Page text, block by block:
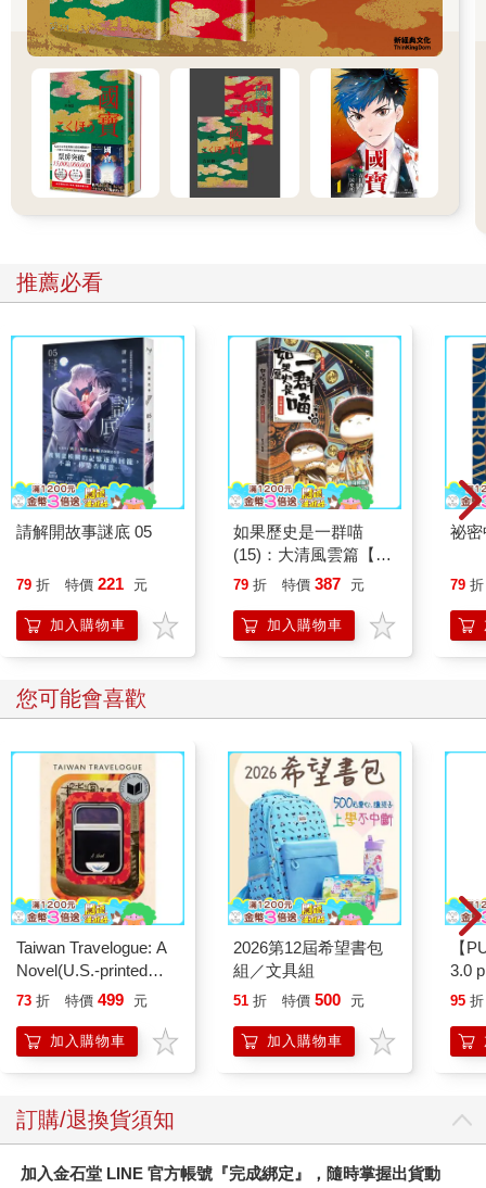
牠們的呼吸
發出鼻息
心情煩悶的夜晚
用力拍打枕頭後
輕撫著說聲抱歉
泡一個舒服的熱水澡
調暗房內的光線
打算播放
已經看過無數次的
心愛電影
推薦必看
請解開故事謎底 05
79 折 特價 221 元
加入購物車
如果歷史是一群喵
(15)：大清風雲篇【萌
貓漫畫學歷史】
79 折 特價 387 元
加入購物車
祕
79 折
您可能會喜歡
Taiwan Travelogue: A
Novel(U.S.-printed
edition)
73 折 特價 499 元
加入購物車
2026第12屆希望書包
組／文具組
51 折 特價 500 元
加入購物車
【
3.0
黑
95 折
訂購/退換貨須知
加入金石堂 LINE 官方帳號『完成綁定』，隨時掌握出貨動